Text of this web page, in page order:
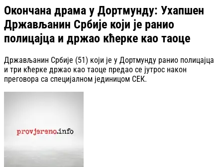
Окончана драма у Дортмунду: Ухапшен
Држављанин Србије који је ранио
полицајца и држао кћерке као таоце
Држављанин Србије (51) који је у Дортмунду ранио полицајца
и три кћерке држао као таоце предао се јутрос након
преговора са специјалном јединицом СЕК.